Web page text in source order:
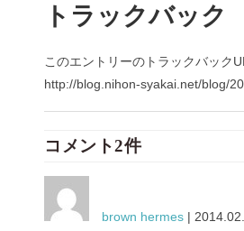
トラックバック
このエントリーのトラックバック
http://blog.nihon-syakai.net/blog/
コメント2件
brown hermes |